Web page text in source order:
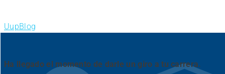
UupBlog
Ha llegado el momento de darle un giro a tu carrera.